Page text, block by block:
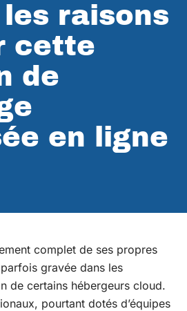
raisons
cette
de
en ligne
complet de ses propres
gravée dans les
de certains hébergeurs cloud.
pourtant dotés d’équipes